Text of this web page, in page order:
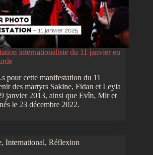
internationaliste du 11 janvier en
pour cette manifestation du 11
des martyrs Sakine, Fidan et Leyla
9 janvier 2013, ainsi que Evîn, Mir et
le 23 décembre 2022.
, International, Réflexion